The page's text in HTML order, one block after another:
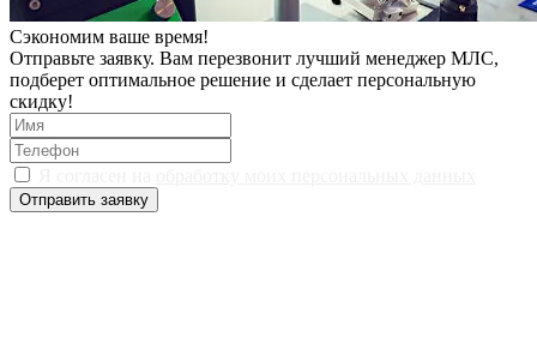
Сэкономим ваше время!
Отправьте заявку. Вам перезвонит лучший менеджер МЛС,
подберет оптимальное решение и сделает персональную
скидку!
Отправить заявку